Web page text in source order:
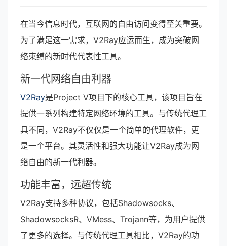
在当今信息时代，互联网的自由访问变得至关重要。
为了满足这一需求，V2Ray应运而生，成为突破网
络束缚的新时代代表性工具。
新一代网络自由利器
V2Ray是Project V项目下的核心工具，该项目旨在
提供一系列构建特定网络环境的工具。与传统代理工
具不同，V2Ray不仅仅是一个简单的代理软件，更
是一个平台。其灵活性和强大功能让V2Ray成为网
络自由的新一代利器。
功能丰富，远超传统
V2Ray支持多种协议，包括Shadowsocks、
ShadowsocksR、VMess、Trojann等，为用户提供
了更多的选择。与传统代理工具相比，V2Ray的功